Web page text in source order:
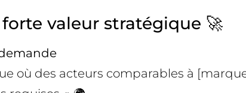
valeur stratégique 🚀
où des acteurs comparables à